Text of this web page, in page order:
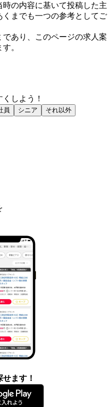
の内容に基いて投稿した主
までも一つの参考としてご
あり、このページの求人案
。
しよう！
員 シニア
それ以外
ます！